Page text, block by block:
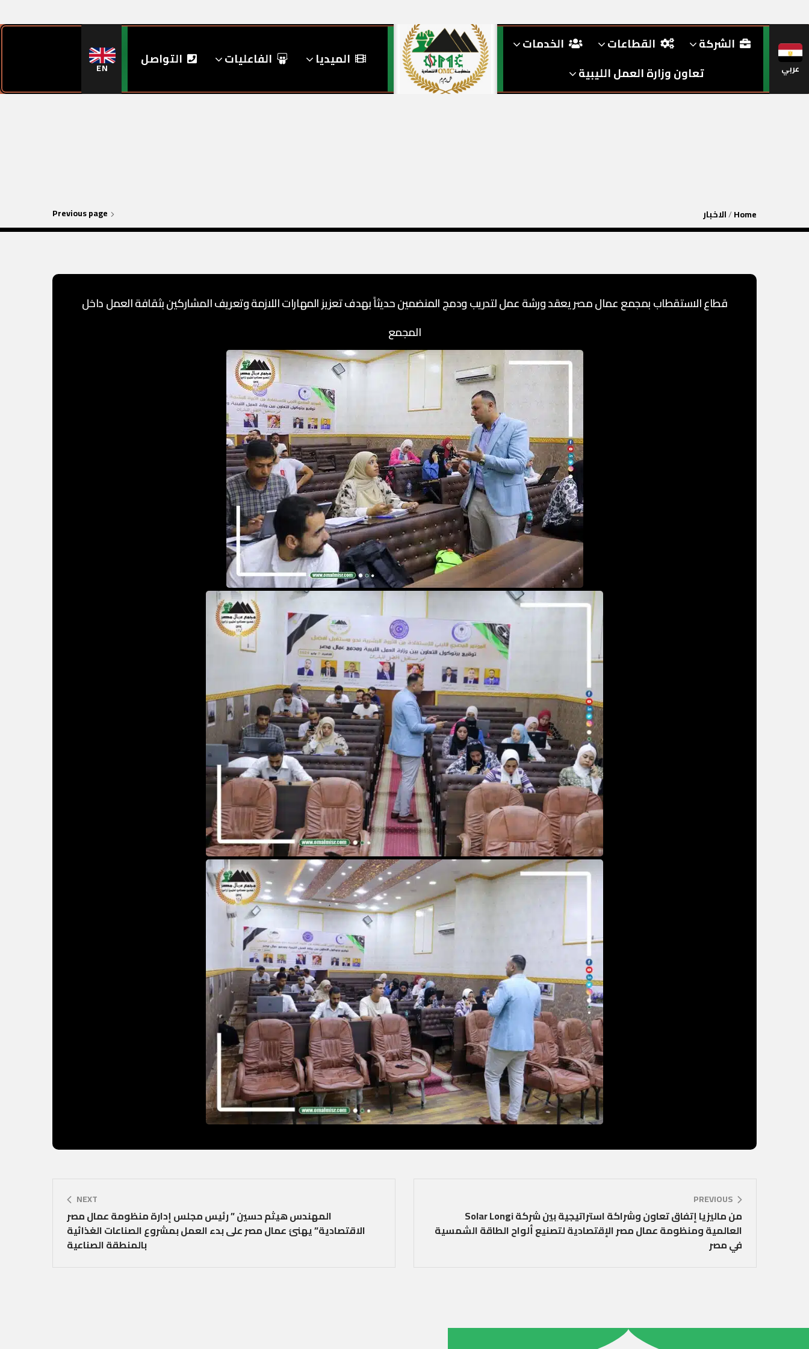
عربي
الشركة القطاعات
الخدمات
تعاون وزارة العمل الليبية
الميديا الفاعليات التواصل EN
Home
/الاخبار Previous page
قطاع الاستقطاب بمجمع عمال مصر يعقد ورشة عمل لتدريب ودمج المنضمين حديثاً بهدف تعزيز المهارات اللازمة وتعريف المشاركين بثقافة العمل داخل
المجمع
PREVIOUS
من ماليزيا إتفاق تعاون وشراكة استراتيجية بين شركة Solar Longi
العالمية ومنظومة عمال مصر الإقتصادية لتصنيع ألواح الطاقة الشمسية
في مصر
NEXT
المهندس هيثم حسين ” رئيس مجلس إدارة منظومة عمال مصر
الاقتصادية” يهنئ عمال مصر على بدء العمل بمشروع الصناعات الغذائية
بالمنطقة الصناعية